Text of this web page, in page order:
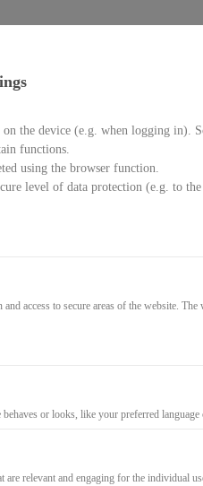
the device (e.g. when logging in).
functions.
using the browser function.
level of data protection (e.g. to
access to secure areas of the website.
or looks, like your preferred
relevant and engaging for the individual